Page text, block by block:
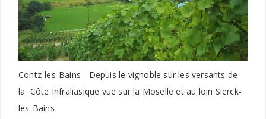
Contz-les-Bains - Depuis le vignoble sur les versants de
la Côte Infraliasique vue sur la Moselle et au loin Sierck-
les-Bains